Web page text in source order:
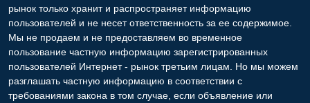
рынок только хранит и распространяет информацию
пользователей и не несет ответственность за ее содержимое.
Мы не продаем и не предоставляем во временное
пользование частную информацию зарегистрированных
пользователей Интернет - рынок третьим лицам. Но мы можем
разглашать частную информацию в соответствии с
требованиями закона в том случае, если объявление или